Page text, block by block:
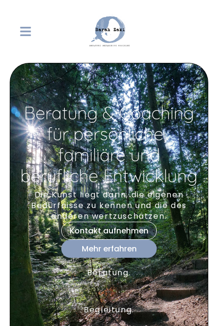
Beratung & Coaching
für persönliche,
familiäre und
berufliche Entwicklung
Die Kunst liegt darin, die eigenen
Bedürfnisse zu kennen und die des
anderen wertzuschätzen.
Kontakt aufnehmen
Mehr erfahren
Beratung.
Begleitung.